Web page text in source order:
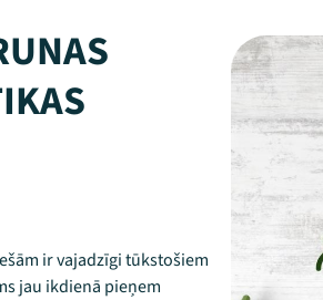
ir vajadzīgi tūkstošiem
jau ikdienā pieņem